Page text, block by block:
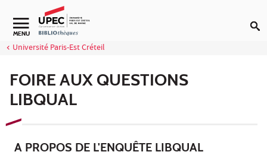
Aller au contenu
Navigation secondaire
MENU
Université Paris-Est Créteil
FOIRE AUX QUESTIONS
LIBQUAL
A PROPOS DE L'ENQUÊTE LIBQUAL